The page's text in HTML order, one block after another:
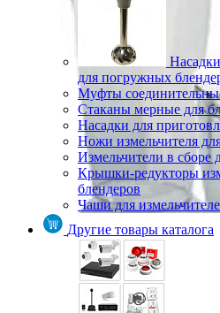
для погружных
Муфты
Стаканы мерные для
Насадки для
Ножи измельчителя
Измельчители в сборе
Крышки-редукторы
блендеров
Чаши для
Другие товары каталога